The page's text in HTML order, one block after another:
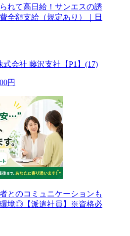
れて高日給！サンエスの誘
全額支給（規定あり）｜日
会社 藤沢支社【P1】(17)
円
とのコミュニケーションも
境◎【派遣社員】※資格必